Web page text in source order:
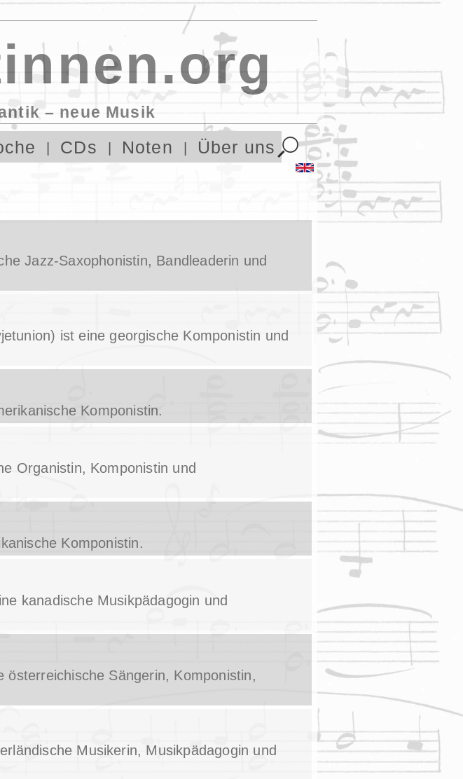
– neue Musik
CDs Noten Über uns
Jazz-Saxophonistin, Bandleaderin und
ist eine georgische Komponistin und
Komponistin.
Organistin, Komponistin und
Komponistin.
kanadische Musikpädagogin und
Sängerin, Komponistin,
Musikerin, Musikpädagogin und